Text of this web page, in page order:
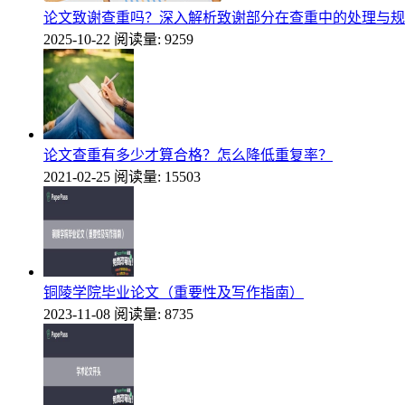
论文致谢查重吗？深入解析致谢部分在查重中的处理与
2025-10-22 阅读量: 9259
论文查重有多少才算合格？怎么降低重复率？
2021-02-25 阅读量: 15503
铜陵学院毕业论文（重要性及写作指南）
2023-11-08 阅读量: 8735